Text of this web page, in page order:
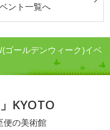
ント一覧へ
ゴールデンウィーク)イベ
KYOTO
便の美術館